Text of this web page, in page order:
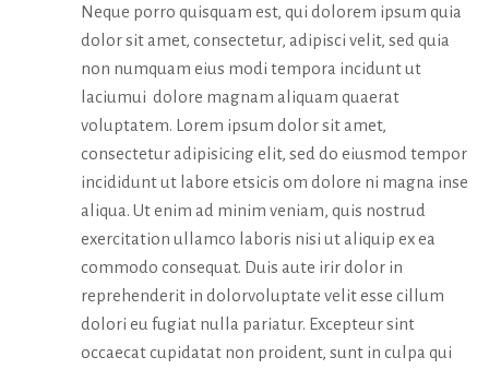
Neque porro quisquam est, qui dolorem ipsum quia
dolor sit amet, consectetur, adipisci velit, sed quia
non numquam eius modi tempora incidunt ut
laciumui dolore magnam aliquam quaerat
voluptatem. Lorem ipsum dolor sit amet,
consectetur adipisicing elit, sed do eiusmod tempor
incididunt ut labore etsicis om dolore ni magna inse
aliqua. Ut enim ad minim veniam, quis nostrud
exercitation ullamco laboris nisi ut aliquip ex ea
commodo consequat. Duis aute irir dolor in
reprehenderit in dolorvoluptate velit esse cillum
dolori eu fugiat nulla pariatur. Excepteur sint
occaecat cupidatat non proident, sunt in culpa qui